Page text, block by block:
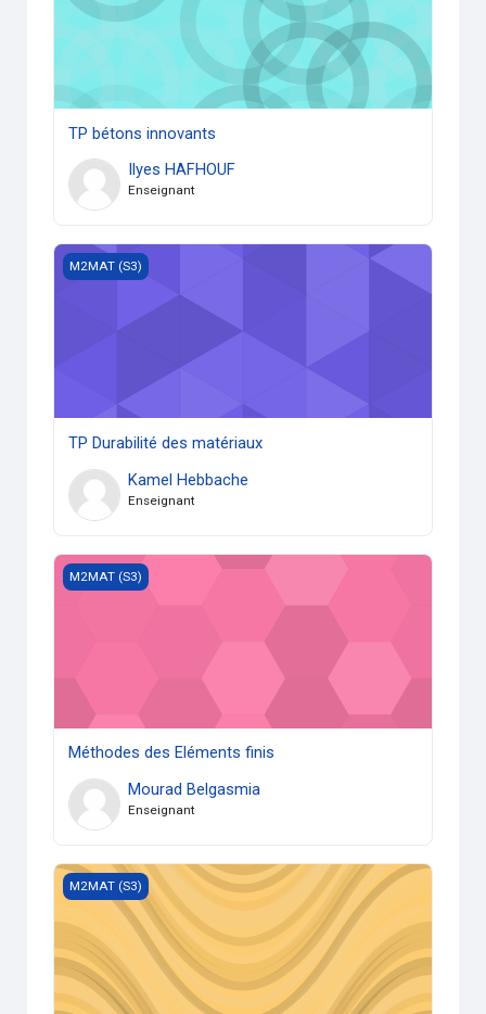
TP bétons innovants
Ilyes HAFHOUF
Enseignant
TP Durabilité des matériaux
M2MAT (S3)
TP Durabilité des matériaux
Kamel Hebbache
Enseignant
Méthodes des Eléments finis
M2MAT (S3)
Méthodes des Eléments finis
Mourad Belgasmia
Enseignant
Bétons innovants 2
M2MAT (S3)